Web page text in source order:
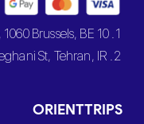
1. 10 Rue d’Albanie, 1060 Brussels, BE
2. L2, 141 Taleghani St, Tehran, IR
ORIENTTRIPS